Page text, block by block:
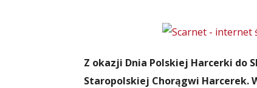
Z okazji Dnia Polskiej Harcerki do
Staropolskiej Chorągwi Harcerek.